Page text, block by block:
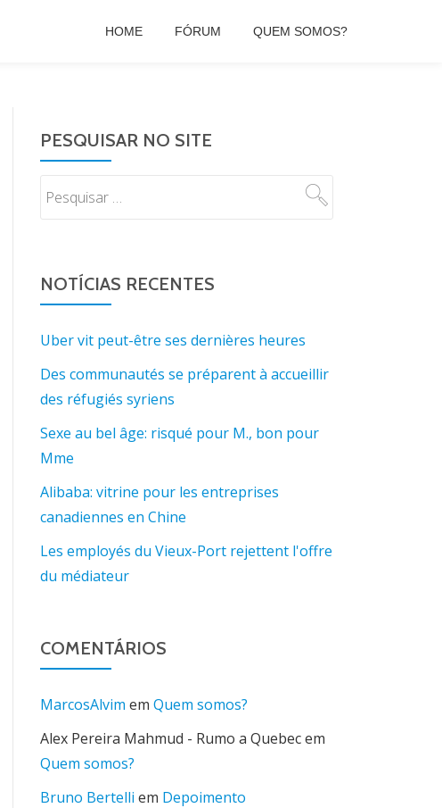
HOME FÓRUM QUEM SOMOS?
PESQUISAR NO SITE
NOTÍCIAS RECENTES
Uber vit peut-être ses dernières heures
Des communautés se préparent à accueillir
des réfugiés syriens
Sexe au bel âge: risqué pour M., bon pour
Mme
Alibaba: vitrine pour les entreprises
canadiennes en Chine
Les employés du Vieux-Port rejettent l'offre
du médiateur
COMENTÁRIOS
MarcosAlvim em Quem somos?
Alex Pereira Mahmud - Rumo a Quebecem
Quem somos?
Bruno Bertelli em Depoimento